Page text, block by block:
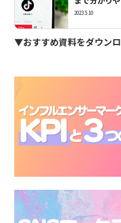
2023.5.10
▼おすすめ資料をダウン